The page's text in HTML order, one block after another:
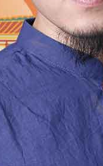
1991
1990
1985
1984
1979 1978
1977
1972
1971
1966 1965
1964
1959
1958
1953 1952
1951
1940 1939
1938
1933
1932
1927 1926
1920
1919
1914
1912
1907